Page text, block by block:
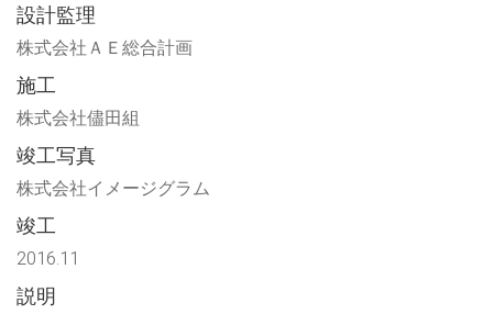
設計監理
株式会社ＡＥ総合計画
施工
株式会社儘田組
竣工写真
株式会社イメージグラム
竣工
2016.11
説明